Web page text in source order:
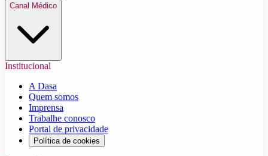
Canal Médico
Institucional
A Dasa
Quem somos
Imprensa
Trabalhe conosco
Portal de privacidade
Política de cookies